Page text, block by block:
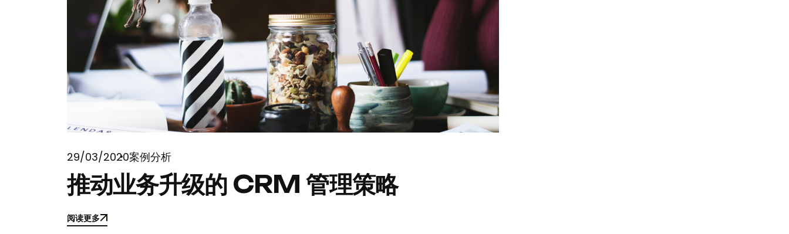
29/03/2020案例分析
推动业务升级的 CRM 管理策略
阅读更多
阅读更多